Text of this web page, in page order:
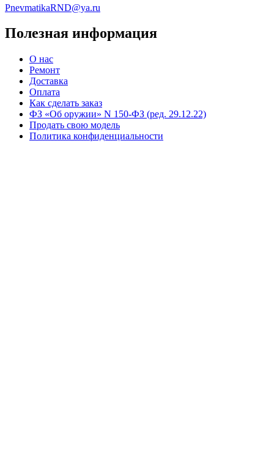
PnevmatikaRND@ya.ru
Полезная информация
О нас
Ремонт
Доставка
Оплата
Как сделать заказ
ФЗ «Об оружии» N 150-ФЗ (ред. 29.12.22)
Продать свою модель
Политика конфиденциальности